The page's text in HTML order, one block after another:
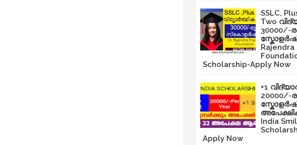
SSLC,
Two
Rajendra
Scholarship-Apply Now
+1
20000/-
India
Apply Now